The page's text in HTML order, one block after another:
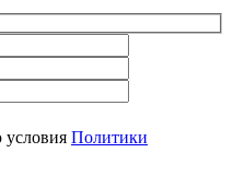
Политики